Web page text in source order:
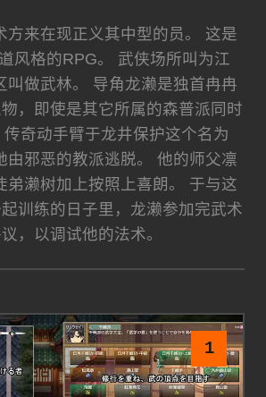
方来在现正义其中型的员。 这是
风格的RPG。 武侠场所叫为江
叫做武林。 导角龙濑是独首冉冉
，即使是其它所属的森普派同时
奇动手臂于龙井保护这个名为
由邪恶的教派逃脱。 他的师父凛
弟濑树加上按照上喜朗。 于与这
训练的日子里，龙濑参加完武术
，以调试他的法术。
1